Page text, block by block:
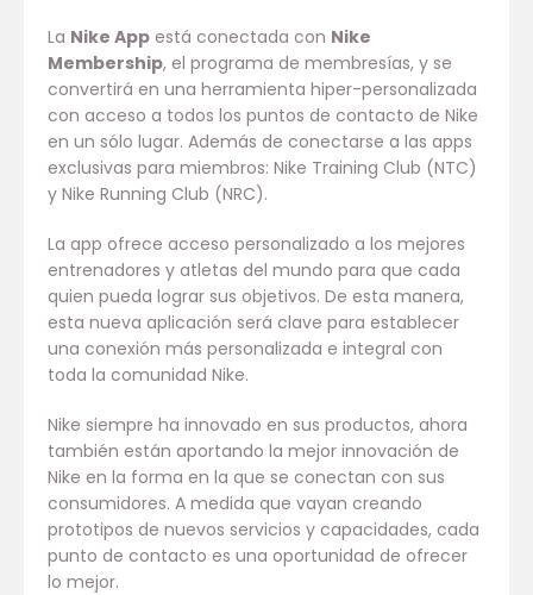
La Nike App está conectada con Nike
Membership, el programa de membresías, y se
convertirá en una herramienta hiper-personalizada
con acceso a todos los puntos de contacto de Nike
en un sólo lugar. Además de conectarse a las apps
exclusivas para miembros: Nike Training Club (NTC)
y Nike Running Club (NRC).
La app ofrece acceso personalizado a los mejores
entrenadores y atletas del mundo para que cada
quien pueda lograr sus objetivos. De esta manera,
esta nueva aplicación será clave para establecer
una conexión más personalizada e integral con
toda la comunidad Nike.
Nike siempre ha innovado en sus productos, ahora
también están aportando la mejor innovación de
Nike en la forma en la que se conectan con sus
consumidores. A medida que vayan creando
prototipos de nuevos servicios y capacidades, cada
punto de contacto es una oportunidad de ofrecer
lo mejor.